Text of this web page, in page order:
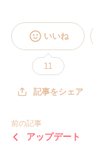
いいね
11
記事をシェア
前の記事
アップデート